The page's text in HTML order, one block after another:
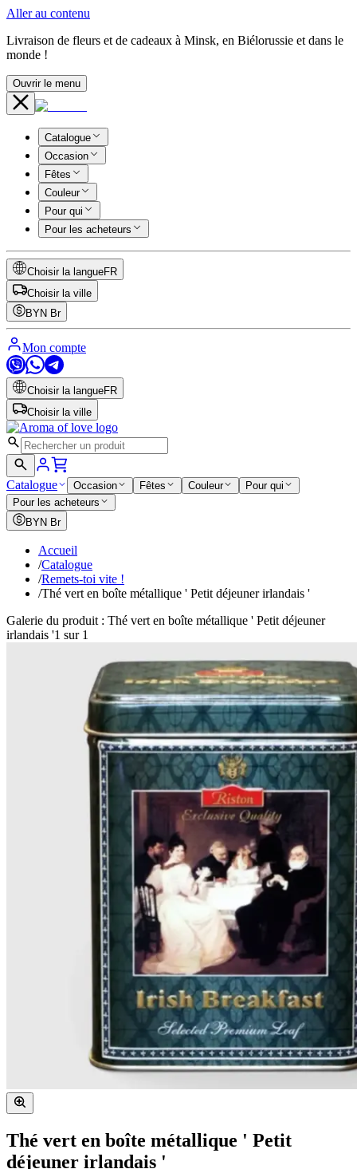
Aller au contenu
Livraison de fleurs et de cadeaux à Minsk, en Biélorussie et dans le
monde !
Ouvrir le menu
Catalogue
Occasion
Fêtes
Couleur
Pour qui
Pour les acheteurs
Choisir la langueFR
Choisir la ville
BYN Br
Mon compte
Choisir la langueFR
Choisir la ville
Catalogue Occasion Fêtes Couleur
Pour qui
Pour les acheteurs
BYN Br
Accueil
/Catalogue
/Remets-toi vite !
/Thé vert en boîte métallique ' Petit déjeuner irlandais '
Galerie du produit : Thé vert en boîte métallique ' Petit déjeuner
irlandais '1 sur 1
Thé vert en boîte métallique ' Petit
déjeuner irlandais '